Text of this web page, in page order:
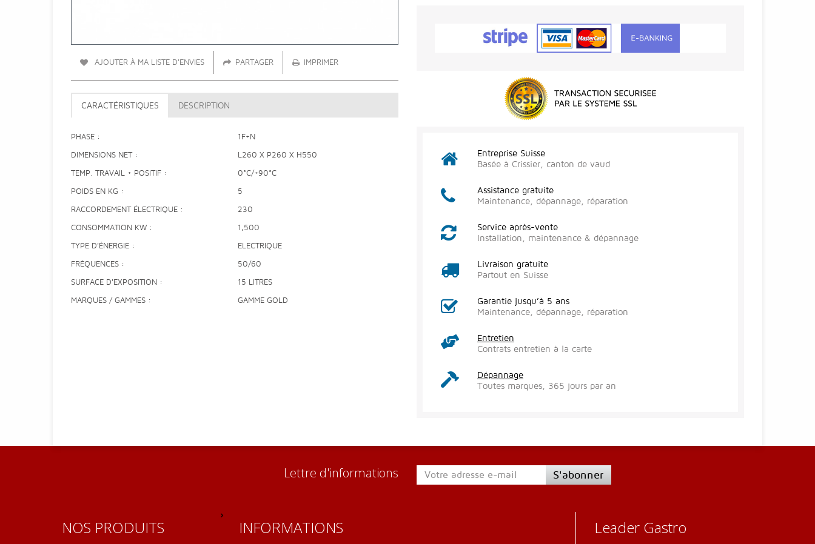
AJOUTER À MA LISTE D'ENVIES PARTAGER IMPRIMER
CARACTÉRISTIQUES DESCRIPTION
PHASE 1F+N
DIMENSIONS NET L260 X P260 X H550
TEMP. TRAVAIL + POSITIF 0°C/+90°C
POIDS EN KG 5
RACCORDEMENT ÉLECTRIQUE 230
CONSOMMATION KW 1,500
TYPE D'ÉNERGIE ELECTRIQUE
FRÉQUENCES 50/60
SURFACE D'EXPOSITION 15 LITRES
MARQUES / GAMMES GAMME GOLD
Entreprise Suisse
Basée à Crissier, canton de vaud
Assistance gratuite
Maintenance, dépannage, réparation
Service après-vente
Installation, maintenance & dépannage
Livraison gratuite
Partout en Suisse
Garantie jusqu’à 5 ans
Maintenance, dépannage, réparation
Entretien
Contrats entretien à la carte
Dépannage
Toutes marques, 365 jours par an
Lettre d'informations S'abonner
NOS PRODUITS INFORMATIONS Leader Gastro